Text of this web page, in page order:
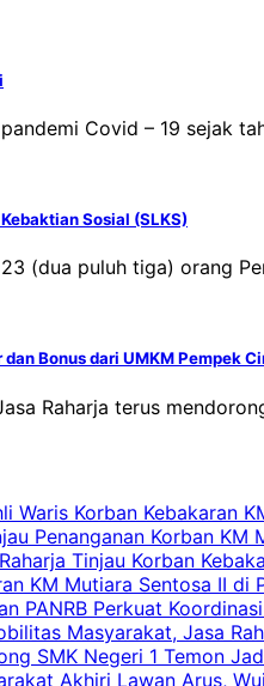
Covid – 19 sejak
Sosial (SLKS)
(dua puluh tiga) orang
Bonus dari UMKM Pempek
Raharja terus
Waris Korban Kebakaran
Penanganan Korban KM
Tinjau Korban
KM Mutiara Sentosa II di
PANRB Perkuat
Masyarakat, Jasa
SMK Negeri 1 Temon
Akhiri Lawan Arus,